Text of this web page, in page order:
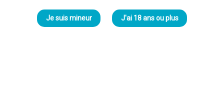
Je suis mineur J'ai 18 ans ou plus